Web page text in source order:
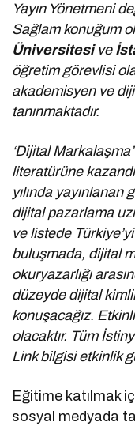
Yayın Yönetmeni
Sağlam konuğum
Üniversitesi ve
öğretim görevlisi
akademisyen ve
tanınmaktadır.
‘Dijital
literatürüne
yılında
dijital pazarlama
ve listede
buluşmada, dijital
okuryazarlığı
düzeyde dijital
konuşacağız.
olacaktır. Tüm
Link bilgisi etkinlik
Eğitime katılmak
sosyal medyada